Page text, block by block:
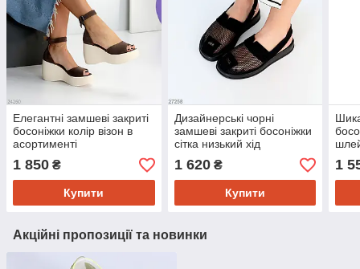
Елегантні замшеві закриті
босоніжки колір візон в
асортименті
1 850 ₴
Купити
Дизайнерські чорні
замшеві закриті босоніжки
сітка низький хід
1 620₴
Купити
1
Акційні пропозиції та новинки